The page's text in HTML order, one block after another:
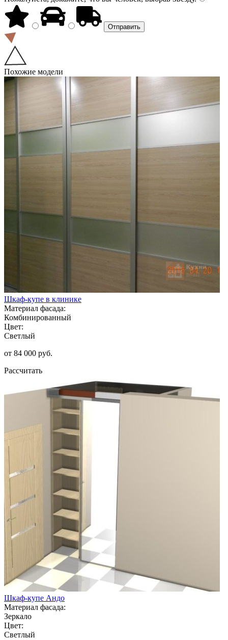
Похожие модели
Шкаф-купе в клинике
Материал фасада:
Комбинированный
Цвет:
Светлый
от 84 000 руб.
Рассчитать
Шкаф-купе Андо
Материал фасада:
Зеркало
Цвет:
Светлый